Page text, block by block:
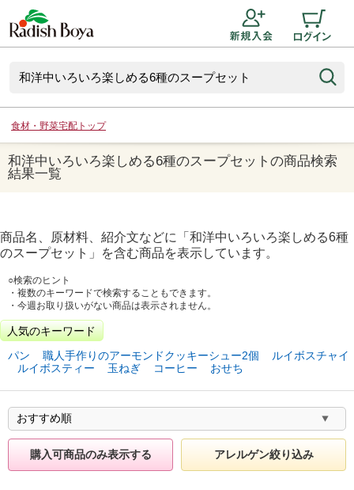
食材・野菜宅配トップ
和洋中いろいろ楽しめる6種のスープセットの商品検索
結果一覧
商品名、原材料、紹介文などに「 和洋中いろいろ楽しめる6種
のスープセット 」を含む商品を表示しています。
○検索のヒント
・複数のキーワードで検索することもできます。
・今週お取り扱いがない商品は表示されません。
人気のキーワード
パン
職人手作りのアーモンドクッキーシュー2個
ルイボスチャイ
ルイボスティー
玉ねぎ コーヒー おせち
購入可商品のみ表示する アレルゲン絞り込み